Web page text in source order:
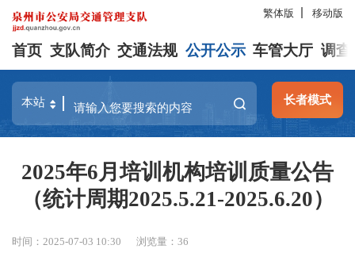
繁体版 移动版
首页 支队简介 交通法规 公开公示 车管大厅 调查
长者模式
2025年6月培训机构培训质量公告
（统计周期2025.5.21-2025.6.20）
时间：2025-07-03 10:30 浏览量：36